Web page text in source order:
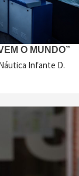
O MUNDO”
Infante D.